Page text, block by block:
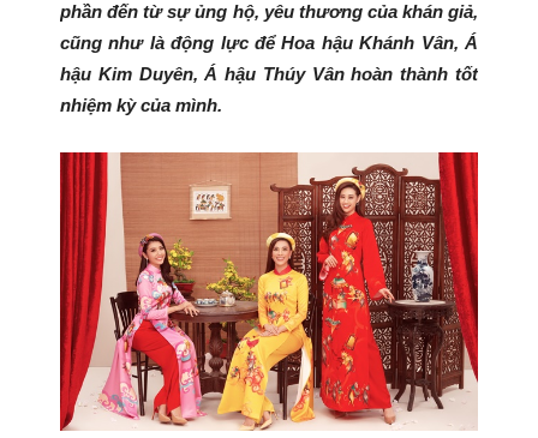
phần đến từ sự ủng hộ, yêu thương của khán giả,
cũng như là động lực để Hoa hậu Khánh Vân, Á
hậu Kim Duyên, Á hậu Thúy Vân hoàn thành tốt
nhiệm kỳ của mình.